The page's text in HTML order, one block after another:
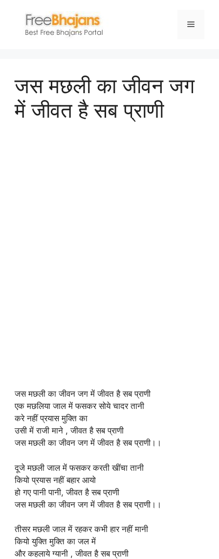
content
Menu
जस मछली का जीवन जग
में जीवत है सब प्राणी
जस मछली का जीवन जग में जीवत है सब प्राणी
एक मछलिया जाल में फसकर सोये चादर तानी
करे नहीं प्रयास मुक्ति का
उसी में राजी माने , जीवत है सब प्राणी
जस मछली का जीवन जग में जीवत है सब प्राणी।।
दूजे मछली जाल में फसकर करती खींचा तानी
कियो प्रयास नहीं बहार आयो
हो गए पानी पानी, जीवत है सब प्राणी
जस मछली का जीवन जग में जीवत है सब प्राणी।।
तीसर मछली जाल में रहकर कभी हार नहीं मानी
कियो युक्ति मुक्ति का जल में
और कहलाये ग्यानी , जीवत है सब प्राणी